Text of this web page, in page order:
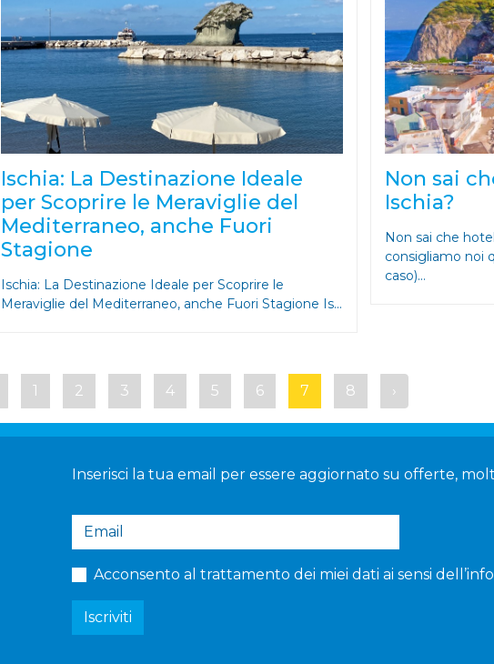
Ischia: La Destinazione Ideale
per Scoprire le Meraviglie del
Mediterraneo, anche Fuori
Stagione
Ischia: La Destinazione Ideale per Scoprire le
Meraviglie del Mediterraneo, anche Fuori Stagione Is...
Non sai
Ischia?
Non sai che
consigliamo noi
caso)...
1 2 3 4 5 6 7 8 ›
Inserisci la tua email per essere aggiornato su offerte,
Acconsento al trattamento dei miei dati ai sensi
Iscriviti